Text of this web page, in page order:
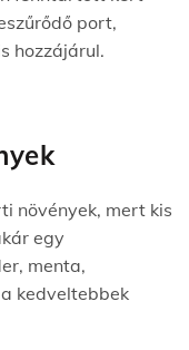
port,
hozzájárul.
növények, mert kis
egy
menta,
kedveltebbek